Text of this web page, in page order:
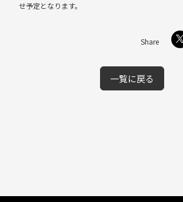
せ予定となります。
一覧に戻る